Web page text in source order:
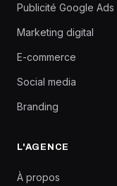
Publicité Google Ads
Marketing digital
E-commerce
Social media
Branding
L'AGENCE
À propos